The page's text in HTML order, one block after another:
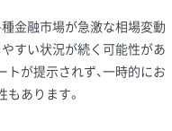
金融市場が急激な相場変動
すい状況が続く可能性があ
トが提示されず、一時的にお
あります。